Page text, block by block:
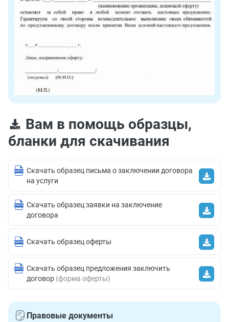
Вам в помощь образцы,
бланки для скачивания
Скачать образец письма о заключении договора
на услуги
Скачать образец заявки на заключение
договора
Скачать образец оферты
Скачать образец предложения заключить
договор (форма оферты)
Правовые документы